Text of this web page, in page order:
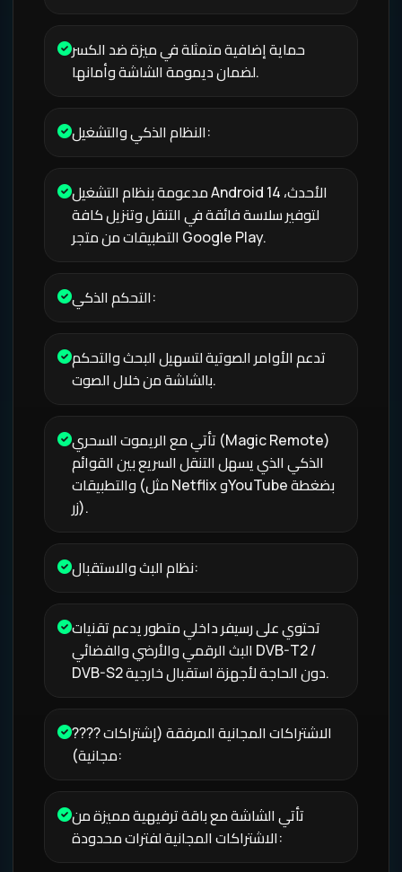
حماية إضافية متمثلة في ميزة ضد الكسر
لضمان ديمومة الشاشة وأمانها.
النظام الذكي والتشغيل:
مدعومة بنظام التشغيل Android 14 الأحدث،
لتوفير سلاسة فائقة في التنقل وتنزيل كافة
التطبيقات من متجر Google Play.
التحكم الذكي:
تدعم الأوامر الصوتية لتسهيل البحث والتحكم
بالشاشة من خلال الصوت.
تأتي مع الريموت السحري (Magic Remote)
الذكي الذي يسهل التنقل السريع بين القوائم
والتطبيقات (مثل Netflix وYouTube بضغطة
زر).
نظام البث والاستقبال:
تحتوي على رسيفر داخلي متطور يدعم تقنيات
البث الرقمي والأرضي والفضائي DVB-T2 /
DVB-S2 دون الحاجة لأجهزة استقبال خارجية.
???? الاشتراكات المجانية المرفقة (إشتراكات
مجانية):
تأتي الشاشة مع باقة ترفيهية مميزة من
الاشتراكات المجانية لفترات محدودة: